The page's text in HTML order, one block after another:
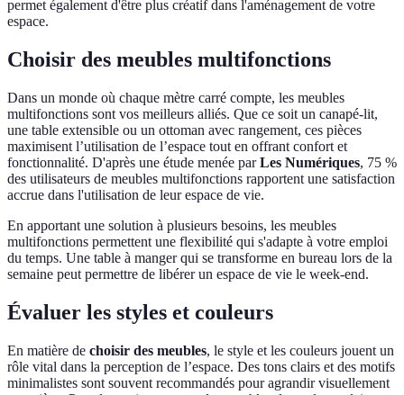
permet également d'être plus créatif dans l'aménagement de votre
espace.
Choisir des meubles multifonctions
Dans un monde où chaque mètre carré compte, les meubles
multifonctions sont vos meilleurs alliés. Que ce soit un canapé-lit,
une table extensible ou un ottoman avec rangement, ces pièces
maximisent l’utilisation de l’espace tout en offrant confort et
fonctionnalité. D'après une étude menée parLes Numériques, 75 %
des utilisateurs de meubles multifonctions rapportent une satisfaction
accrue dans l'utilisation de leur espace de vie.
En apportant une solution à plusieurs besoins, les meubles
multifonctions permettent une flexibilité qui s'adapte à votre emploi
du temps. Une table à manger qui se transforme en bureau lors de la
semaine peut permettre de libérer un espace de vie le week-end.
Évaluer les styles et couleurs
En matière de choisir des meubles, le style et les couleurs jouent un
rôle vital dans la perception de l’espace. Des tons clairs et des motifs
minimalistes sont souvent recommandés pour agrandir visuellement